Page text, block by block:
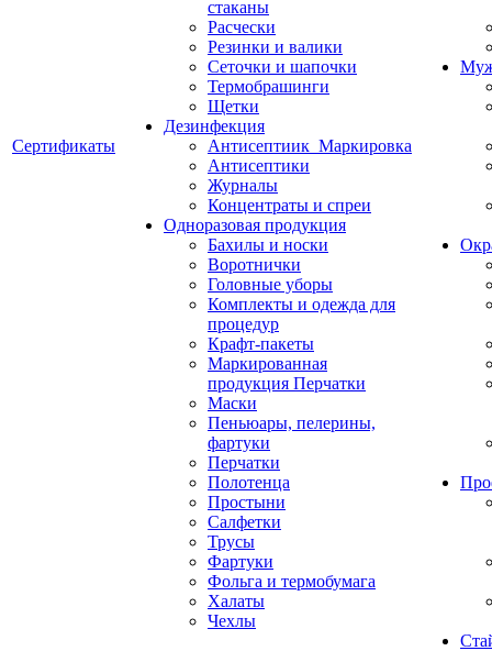
Сертификаты
стаканы
Расчески
Резинки и валики
Сеточки и шапочки
Термобрашинги
Щетки
Дезинфекция
Антисептиик_Маркировка
Антисептики
Журналы
Концентраты и спреи
Одноразовая продукция
Бахилы и носки
Воротнички
Головные уборы
Комплекты и одежда для
процедур
Крафт-пакеты
Маркированная
продукция Перчатки
Маски
Пеньюары, пелерины,
фартуки
Перчатки
Полотенца
Простыни
Салфетки
Трусы
Фартуки
Фольга и термобумага
Халаты
Чехлы